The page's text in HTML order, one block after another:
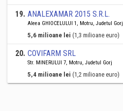
19. ANALEXAMAR 2015 S.R.L.
Aleea GHIOCELULUI 1, Motru, Judetul Gorj
5,6 milioane lei (1,3 milioane euro)
20. COVIFARM SRL
Str. MINERULUI 7, Motru, Judetul Gorj
5,4 milioane lei (1,2 milioane euro)